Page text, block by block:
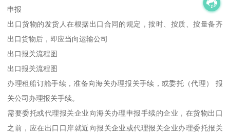
申报
出口货物的发货人在根据出口合同的规定，按时、按质、按量备齐
出口货物后，即应当向运输公司
出口报关流程图
出口报关流程图
办理租船订舱手续，准备向海关办理报关手续，或委托（代理） 报
关公司办理报关手续。
需要委托或代理报关企业向海关办理申报手续的企业，在货物出口
之前，应在出口口岸就近向报关企业或代理报关企业办理委托报关